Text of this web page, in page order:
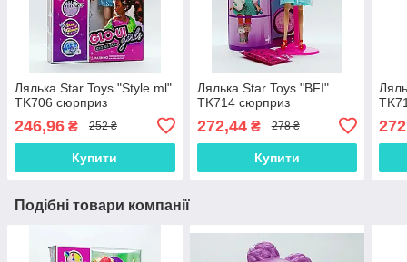
Лялька Star Toys "Style ml"
TK706 сюрприз
246,96 ₴ 252 ₴
Купити
Лялька Star Toys "BFI"
TK714 сюрприз
272,44₴ 278 ₴
Купити
Подібні товари компанії